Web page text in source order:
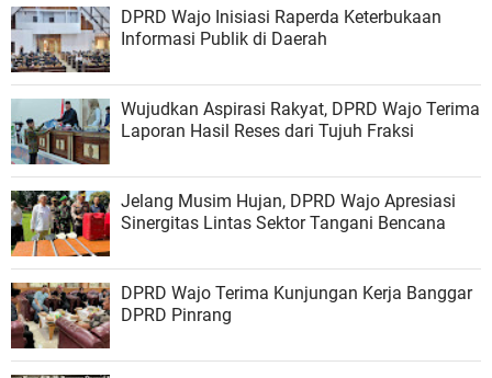
DPRD Wajo Inisiasi Raperda Keterbukaan
Informasi Publik di Daerah
Wujudkan Aspirasi Rakyat, DPRD Wajo Terima
Laporan Hasil Reses dari Tujuh Fraksi
Jelang Musim Hujan, DPRD Wajo Apresiasi
Sinergitas Lintas Sektor Tangani Bencana
DPRD Wajo Terima Kunjungan Kerja Banggar
DPRD Pinrang